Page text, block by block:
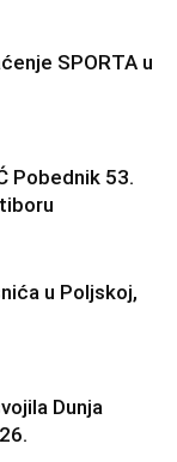
SPORTA u
Pobednik 53.
u Poljskoj,
Dunja